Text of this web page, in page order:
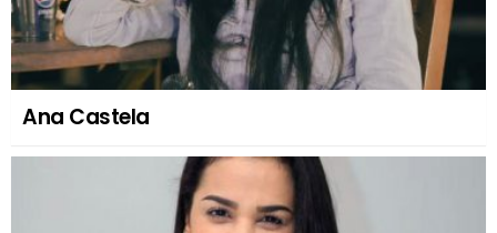
Ana Castela